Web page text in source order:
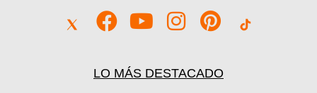
LO MÁS DESTACADO